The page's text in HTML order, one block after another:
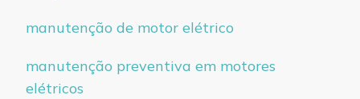
manutenção de motor elétrico
manutenção preventiva em motores
elétricos